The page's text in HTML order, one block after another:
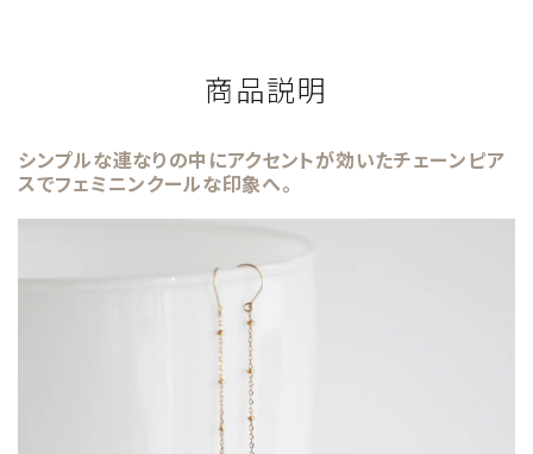
商品説明
シンプルな連なりの中にアクセントが効いたチェーンピア
スでフェミニンクールな印象へ。